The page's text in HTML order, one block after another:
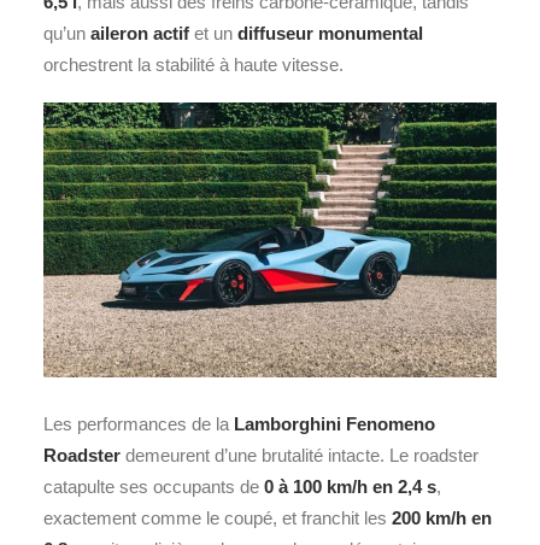
qu’un aileron actif et un diffuseur monumental
orchestrent la stabilité à haute vitesse.
Les performances de la Lamborghini Fenomeno
Roadster demeurent d’une brutalité intacte. Le roadster
catapulte ses occupants de 0 à 100 km/h en 2,4 s,
exactement comme le coupé, et franchit les 200 km/h en